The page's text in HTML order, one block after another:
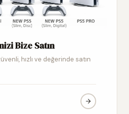
Bize Satın
hızlı ve değerinde satın